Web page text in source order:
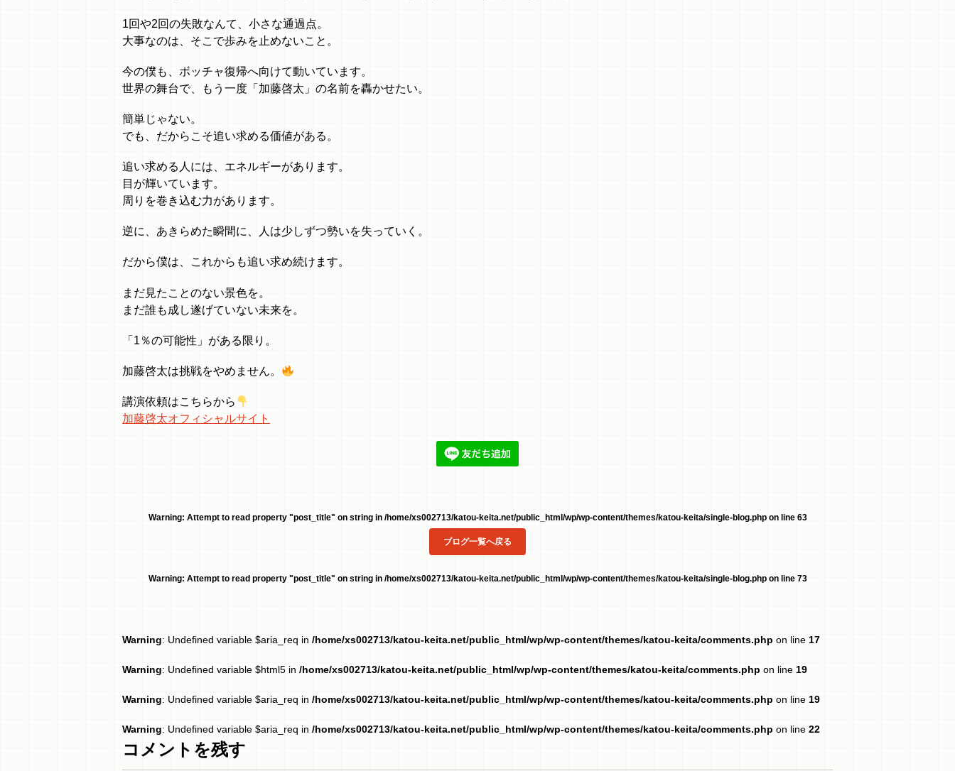
1回や2回の失敗なんて、小さな通過点。
大事なのは、そこで歩みを止めないこと。
今の僕も、ボッチャ復帰へ向けて動いています。
世界の舞台で、もう一度「加藤啓太」の名前を轟かせたい。
簡単じゃない。
でも、だからこそ追い求める価値がある。
追い求める人には、エネルギーがあります。
目が輝いています。
周りを巻き込む力があります。
逆に、あきらめた瞬間に、人は少しずつ勢いを失っていく。
だから僕は、これからも追い求め続けます。
まだ見たことのない景色を。
まだ誰も成し遂げていない未来を。
「1％の可能性」がある限り。
加藤啓太は挑戦をやめません。
講演依頼はこちらから
加藤啓太オフィシャルサイト
Warning: Attempt to read property "post_title" on string in /home/xs002713/katou-keita.net/public_html/wp/wp-content/themes/katou-keita/single-blog.phpon line 63
ブログ一覧へ戻る
Warning: Attempt to read property "post_title" on string in /home/xs002713/katou-keita.net/public_html/wp/wp-content/themes/katou-keita/single-blog.phpon line 73
Warning: Undefined variable $aria_req in /home/xs002713/katou-keita.net/public_html/wp/wp-content/themes/katou-keita/comments.php on line 17
Warning: Undefined variable $html5 in /home/xs002713/katou-keita.net/public_html/wp/wp-content/themes/katou-keita/comments.php on line 19
Warning: Undefined variable $aria_req in /home/xs002713/katou-keita.net/public_html/wp/wp-content/themes/katou-keita/comments.php on line 19
Warning: Undefined variable $aria_req in /home/xs002713/katou-keita.net/public_html/wp/wp-content/themes/katou-keita/comments.php on line 22
コメントを残す